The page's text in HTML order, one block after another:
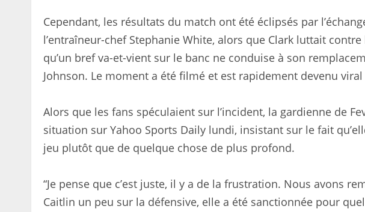
Cependant, les résultats du match ont été éclipsés par
l’entraîneur-chef Stephanie White, alors que Clark luttait
qu’un bref va-et-vient sur le banc ne conduise à son
Johnson. Le moment a été filmé et est rapidement devenu
Alors que les fans spéculaient sur l’incident, la gardienne de
situation sur Yahoo Sports Daily lundi, insistant sur le fait
jeu plutôt que de quelque chose de plus profond.
“Je pense que c’est juste, il y a de la frustration. Nous avons
Caitlin un peu sur la défensive, elle a été sanctionnée pour